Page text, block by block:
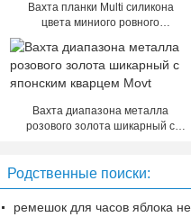
Вахта планки Multi силикона
цвета миниого ровного
женщин/людей
Вахта диапазона металла
розового золота шикарный с
Родственные поиски:
ремешок для часов яблока